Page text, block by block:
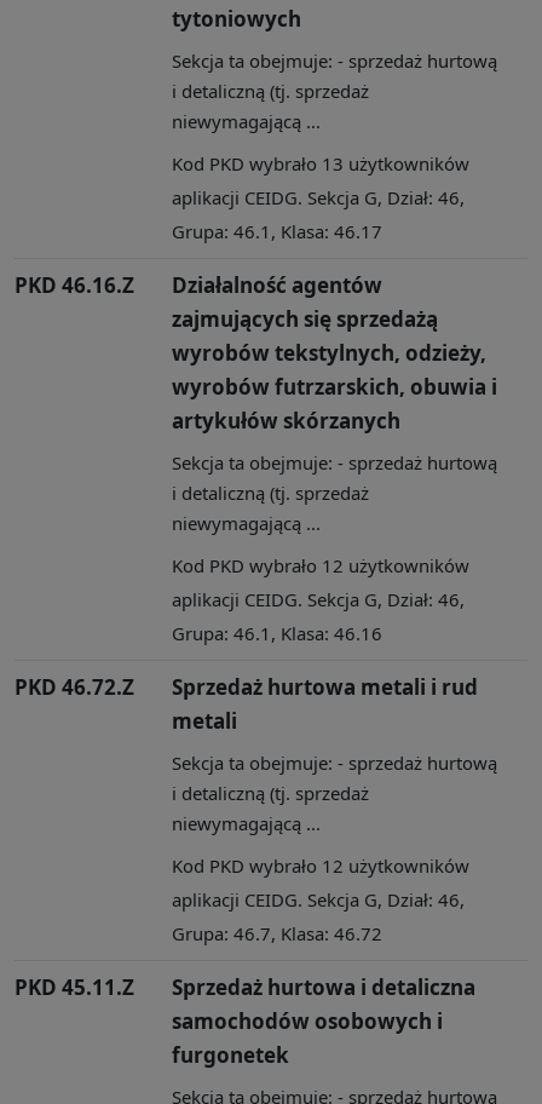
tytoniowych
Sekcja ta obejmuje: - sprzedaż hurtową
i detaliczną (tj. sprzedaż
niewymagającą ...
Kod PKD wybrało 13 użytkowników
aplikacji CEIDG. Sekcja G, Dział: 46,
Grupa: 46.1, Klasa: 46.17
PKD 46.16.Z
Działalność agentów
zajmujących się sprzedażą
wyrobów tekstylnych, odzieży,
wyrobów futrzarskich, obuwia i
artykułów skórzanych
Sekcja ta obejmuje: - sprzedaż hurtową
i detaliczną (tj. sprzedaż
niewymagającą ...
Kod PKD wybrało 12 użytkowników
aplikacji CEIDG. Sekcja G, Dział: 46,
Grupa: 46.1, Klasa: 46.16
PKD 46.72.Z
Sprzedaż hurtowa metali i rud
metali
Sekcja ta obejmuje: - sprzedaż hurtową
i detaliczną (tj. sprzedaż
niewymagającą ...
Kod PKD wybrało 12 użytkowników
aplikacji CEIDG. Sekcja G, Dział: 46,
Grupa: 46.7, Klasa: 46.72
PKD 45.11.Z
Sprzedaż hurtowa i detaliczna
samochodów osobowych i
furgonetek
Sekcja ta obejmuje: - sprzedaż hurtową